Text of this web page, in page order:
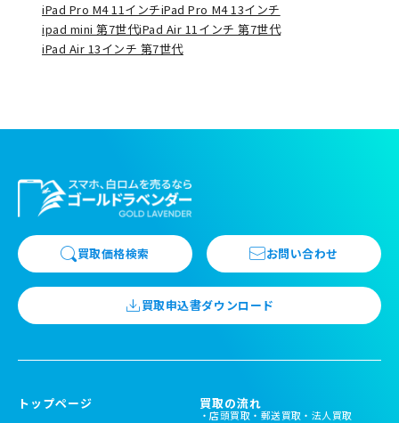
iPad Pro M4 11インチiPad Pro M4 13インチ
ipad mini 第7世代iPad Air 11インチ 第7世代
iPad Air 13インチ 第7世代
買取価格検索 お問い合わせ
買取申込書ダウンロード
トップページ 買取の流れ
店頭買取 郵送買取 法人買取